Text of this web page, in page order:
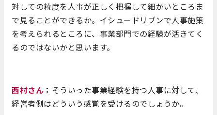
対しての粒度を人事が正しく把握して細かいところま
で見ることができるか。イシュードリブンで人事施策
を考えられるところに、事業部門での経験が活きてく
るのではないかと思います。
西村さん ： そういった事業経験を持つ人事に対して、
経営者側はどういう感覚を受けるのでしょうか。